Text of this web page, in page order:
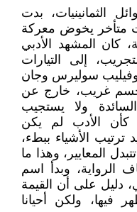
الثمانينيات، بدت
متأخر يخوض معركة
كان المشهد الأدبي
إلى التيارات
وفيليب سوليرس وجان
غريب، خارج عن
ولا يستجيب
كأن الأدب لم يكن
ترتيب الأشياء ببطء،
المعايير، وهذا ما
الرواية، وبدأ اسم
دليل على أن القيمة
فيها، ولكن أحيانا